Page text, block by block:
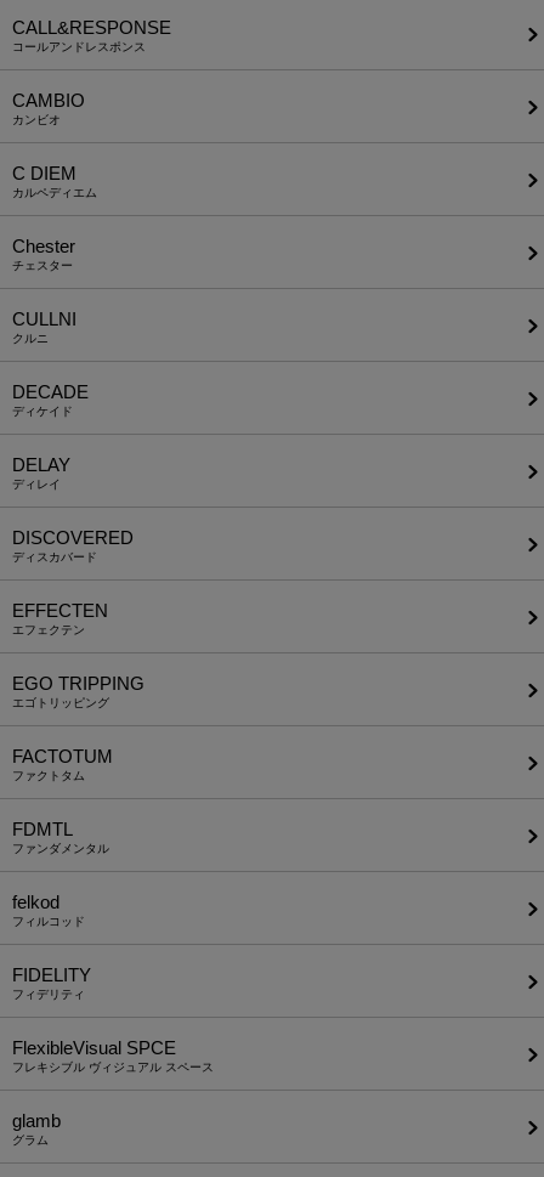
CALL&RESPONSE
コールアンドレスポンス
CAMBIO
カンビオ
C DIEM
カルペディエム
Chester
チェスター
CULLNI
クルニ
DECADE
ディケイド
DELAY
ディレイ
DISCOVERED
ディスカバード
EFFECTEN
エフェクテン
EGO TRIPPING
エゴトリッピング
FACTOTUM
ファクトタム
FDMTL
ファンダメンタル
felkod
フィルコッド
FIDELITY
フィデリティ
FlexibleVisual SPCE
フレキシブル ヴィジュアル スペース
glamb
グラム